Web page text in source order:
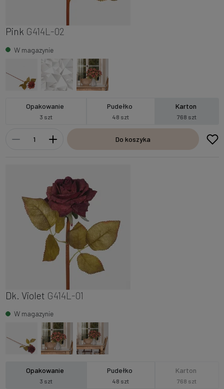
Pink G414L-02
W magazynie
Opakowanie
3 szt
Pudełko
48 szt
Karton
768 szt
Do koszyka
Dk. Violet G414L-01
W magazynie
Opakowanie
3 szt
Pudełko
48 szt
Karton
768 szt